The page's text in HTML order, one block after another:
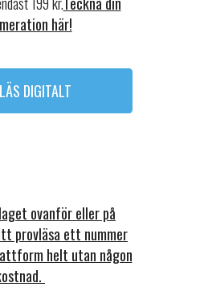
här!
DIGITALT
ovanför eller på
provläsa ett nummer
helt utan någon